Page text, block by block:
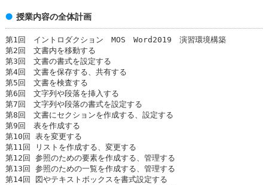
授業内容の全体計画
第1回 イントロダクション MOS Word2019 演習環境構築
第2回 文書内を移動する
第3回 文書の書式を設定する
第4回 文書を保存する、共有する
第5回 文書を検査する
第6回 文字列や段落を挿入する
第7回 文字列や段落の書式を設定する
第8回 文書にセクションを作成する、設定する
第9回 表を作成する
第10回 表を変更する
第11回 リストを作成する、変更する
第12回 参照のための要素を作成する、管理する
第13回 参照のための一覧を作成する、管理する
第14回 図やテキストボックスを書式設定する